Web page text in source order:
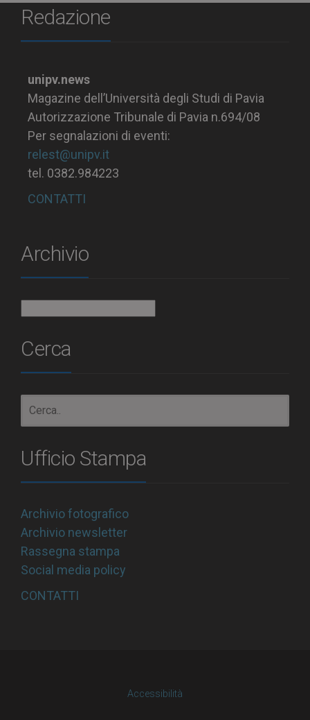
Redazione
unipv.news
Magazine dell’Università degli Studi di Pavia
Autorizzazione Tribunale di Pavia n.694/08
Per segnalazioni di eventi:
relest@unipv.it
tel. 0382.984223
CONTATTI
Archivio
Cerca
Ufficio Stampa
Archivio fotografico
Archivio newsletter
Rassegna stampa
Social media policy
CONTATTI
Accessibilità